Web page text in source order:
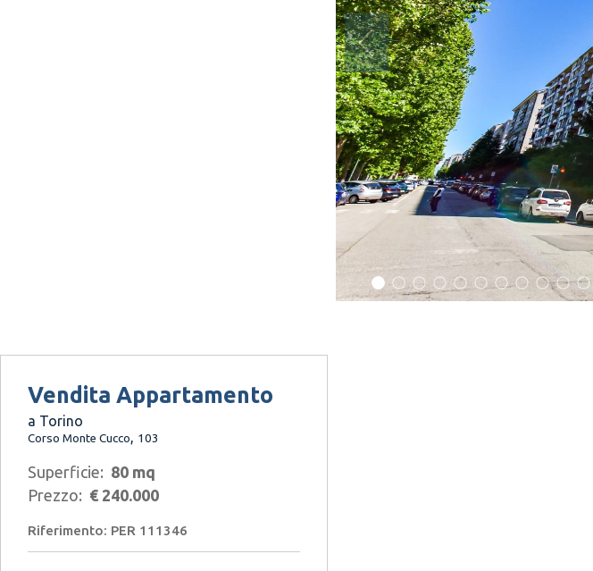
Vendita Appartamento
a Torino
Corso Monte Cucco, 103
Superficie: 80 mq
Prezzo: € 240.000
Riferimento: PER 111346